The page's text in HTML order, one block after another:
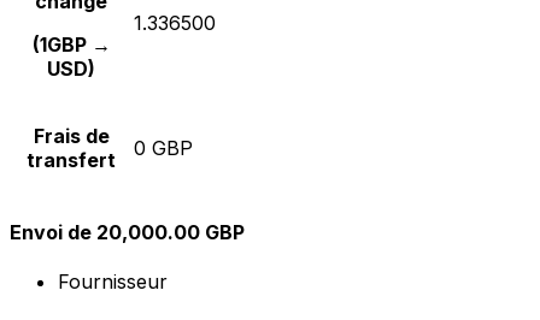
(1GBP →
USD)
1.336500
Frais de
transfert
0 GBP
Envoi de 20,000.00 GBP
Fournisseur